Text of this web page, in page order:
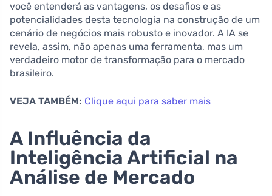
você entenderá as vantagens, os desafios e as
potencialidades desta tecnologia na construção de um
cenário de negócios mais robusto e inovador. A IA se
revela, assim, não apenas uma ferramenta, mas um
verdadeiro motor de transformação para o mercado
brasileiro.
VEJA TAMBÉM: Clique aqui para saber mais
A Influência da
Inteligência Artificial na
Análise de Mercado